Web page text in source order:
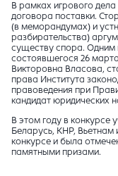
В рамках игрового
договора поставки.
(в меморандумах) и
разбирательства)
существу спора. Одним
состоявшегося 26
Викторовна Власова,
права Института
правоведения при
кандидат юридических
В этом году в конкурсе
Беларусь, КНР,
конкурсе и была
памятными призами.